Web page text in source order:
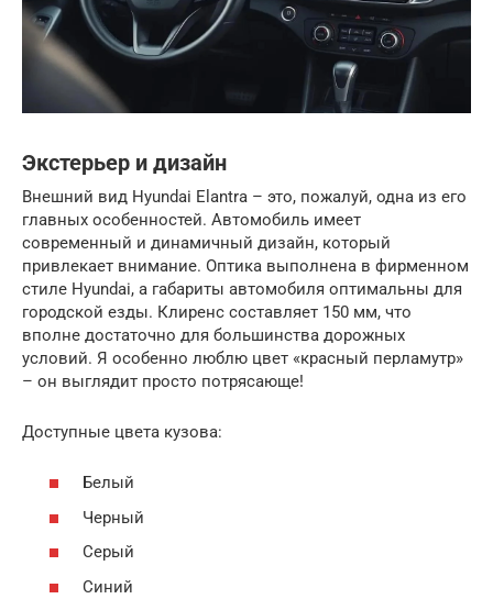
Экстерьер и дизайн
Внешний вид Hyundai Elantra – это, пожалуй, одна из его
главных особенностей. Автомобиль имеет
современный и динамичный дизайн, который
привлекает внимание. Оптика выполнена в фирменном
стиле Hyundai, а габариты автомобиля оптимальны для
городской езды. Клиренс составляет 150 мм, что
вполне достаточно для большинства дорожных
условий. Я особенно люблю цвет «красный перламутр»
– он выглядит просто потрясающе!
Доступные цвета кузова:
Белый
Черный
Серый
Синий